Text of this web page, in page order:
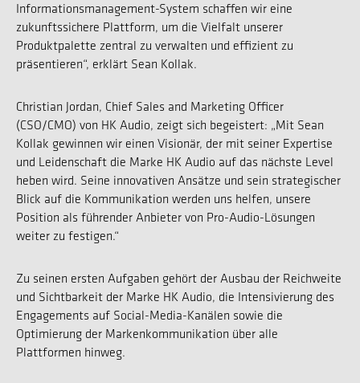
Informationsmanagement-System schaffen wir eine
zukunftssichere Plattform, um die Vielfalt unserer
Produktpalette zentral zu verwalten und effizient zu
präsentieren“, erklärt Sean Kollak.
Christian Jordan, Chief Sales and Marketing Officer
(CSO/CMO) von HK Audio, zeigt sich begeistert: „Mit Sean
Kollak gewinnen wir einen Visionär, der mit seiner Expertise
und Leidenschaft die Marke HK Audio auf das nächste Level
heben wird. Seine innovativen Ansätze und sein strategischer
Blick auf die Kommunikation werden uns helfen, unsere
Position als führender Anbieter von Pro-Audio-Lösungen
weiter zu festigen.“
Zu seinen ersten Aufgaben gehört der Ausbau der Reichweite
und Sichtbarkeit der Marke HK Audio, die Intensivierung des
Engagements auf Social-Media-Kanälen sowie die
Optimierung der Markenkommunikation über alle
Plattformen hinweg.